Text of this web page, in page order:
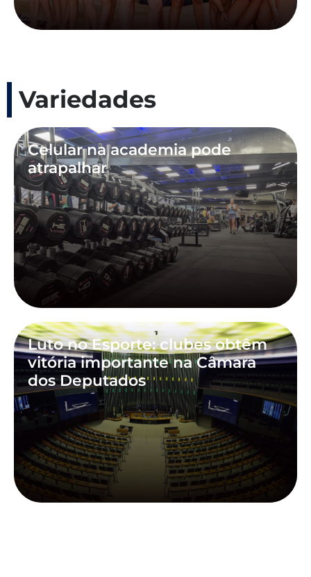
Variedades
Celular na academia pode
atrapalhar
Luto no Esporte: clubes obtêm
vitória importante na Câmara
dos Deputados